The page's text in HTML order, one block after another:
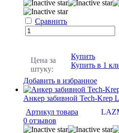
Сравнить
Цена за
штуку:
Купить
Купить в 1
Добавить в избранное
Анкер забивной Tech-
Артикул товара
0 отзывов